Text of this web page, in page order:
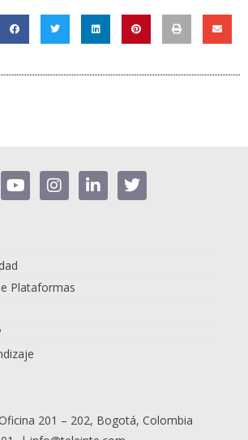
Plataformas
201 – 202, Bogotá, Colombia